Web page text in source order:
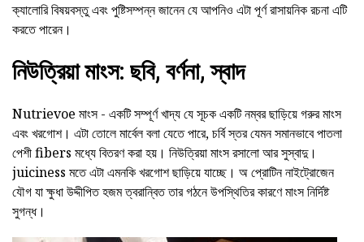
ক্যালোরি বিষয়বস্তু এবং পুষ্টিসম্পন্ন জানেন যে আপনিও এটা পূর্ণ রাসায়নিক রচনা এটি
করতে পারেন।
নিউত্রিয়া মাংস: ছবি, বর্ণনা, স্বাদ
Nutrievoe মাংস - একটি সম্পূর্ণ খাদ্য যে সূচক একটি নম্বর ছাড়িয়ে গরুর মাংস
এবং খরগোশ। এটা তোলে মার্বেল বলা যেতে পারে, চর্বি স্তর যেমন সমানভাবে পাতলা
পেশী fibers মধ্যে বিতরণ করা হয়। নিউত্রিয়া মাংস রসালো আর সুস্বাদু।
juiciness মতে এটা এমনকি খরগোশ ছাড়িয়ে যাচ্ছে। অ প্রোটিন নাইট্রোজেন
যৌগ যা ক্ষুধা উদ্দীপিত হজম ত্বরান্বিত তার গঠনে উপস্থিতির কারণে মাংস নির্দিষ্ট
সুগন্ধ।